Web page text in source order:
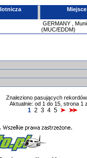
GERMANY
(MUC/EDDM)
Znaleziono pasujących
Aktualnie: od 1 do 15, strona 1
1 2 3 4 5